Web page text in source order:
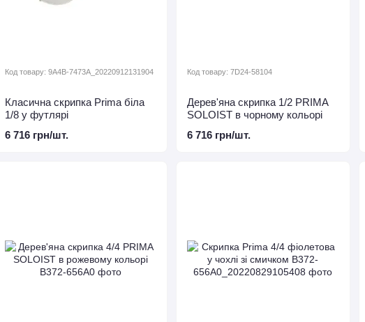
Код товару: 9A4B-7473A_20220912131904
Класична скрипка Prima біла
1/8 у футлярі
6 716 грн/шт.
Код товару: 7D24-58104
Дерев'яна скрипка 1/2 PRIMA
SOLOIST в чорному кольорі
6 716 грн/шт.